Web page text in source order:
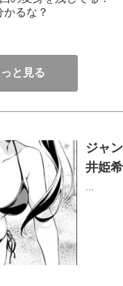
かるな？
と見る
ジャ
井姫
...